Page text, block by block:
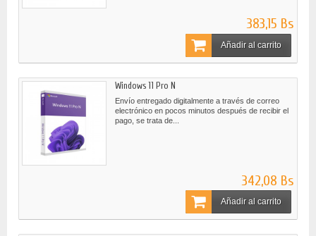
383,15 Bs
Añadir al carrito
Windows 11 Pro N
Envío entregado digitalmente a través de correo
electrónico en pocos minutos después de recibir el
pago, se trata de...
342,08 Bs
Añadir al carrito